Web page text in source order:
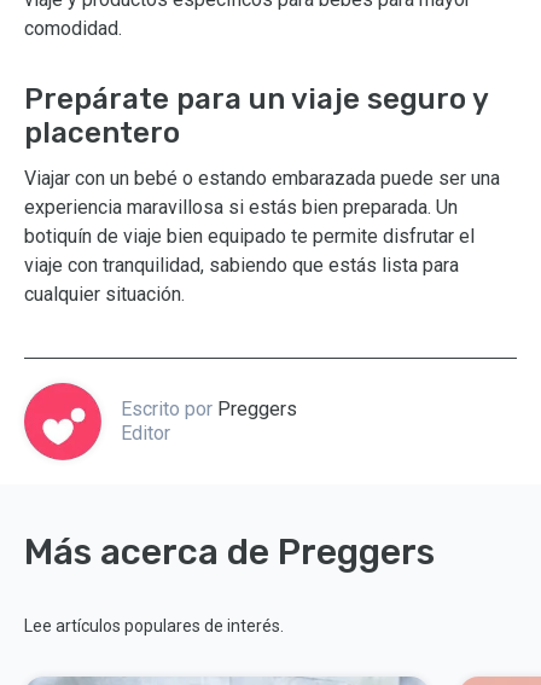
comodidad.
Prepárate para un viaje seguro y
placentero
Viajar con un bebé o estando embarazada puede ser una
experiencia maravillosa si estás bien preparada. Un
botiquín de viaje bien equipado te permite disfrutar el
viaje con tranquilidad, sabiendo que estás lista para
cualquier situación.
Escrito por Preggers
Editor
Más acerca de Preggers
Lee artículos populares de interés.